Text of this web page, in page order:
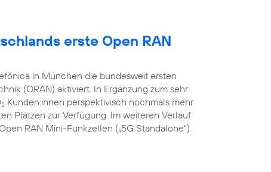
erste Open RAN
in München die bundesweit ersten
(ORAN) aktiviert. In Ergänzung zum sehr
2 Kunden:innen perspektivisch nochmals mehr
Plätzen zur Verfügung. Im weiteren Verlauf
RAN Mini-Funkzellen („5G Standalone“).